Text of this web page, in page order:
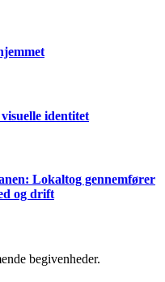
identitet
Lokaltog gennemfører
og drift
begivenheder.